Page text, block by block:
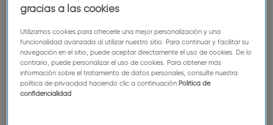
Porque, igual que a nosotros, le motiva su
vocación de cuidar a los demás.
gracias a las cookies
Utilizamos cookies para ofrecerle una mejor personalización y una
funcionalidad avanzada al utilizar nuestro sitio. Para continuar y facilitar su
navegación en el sitio, puede aceptar directamente el uso de cookies. De lo
contrario, puede personalizar el uso de cookies. Para obtener más
información sobre el tratamiento de datos personales, consulte nuestra
política de privacidad haciendo clic a continuación: Política de
confidencialidad